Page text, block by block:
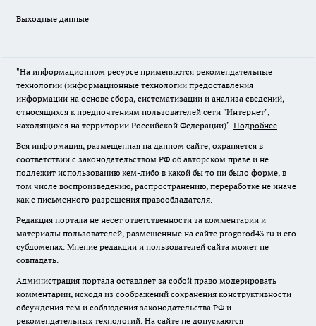
Выходные данные
"На информационном ресурсе применяются рекомендательные
технологии (информационные технологии предоставления
информации на основе сбора, систематизации и анализа сведений,
относящихся к предпочтениям пользователей сети "Интернет",
находящихся на территории Российской Федерации)". Подробнее
Вся информация, размещенная на данном сайте, охраняется в
соответствии с законодательством РФ об авторском праве и не
подлежит использованию кем-либо в какой бы то ни было форме, в
том числе воспроизведению, распространению, переработке не иначе
как с письменного разрешения правообладателя.
Редакция портала не несет ответственности за комментарии и
материалы пользователей, размещенные на сайте progorod43.ru и его
субдоменах. Мнение редакции и пользователей сайта может не
совпадать.
Администрация портала оставляет за собой право модерировать
комментарии, исходя из соображений сохранения конструктивности
обсуждения тем и соблюдения законодательства РФ и
рекомендательных технологий. На сайте не допускаются